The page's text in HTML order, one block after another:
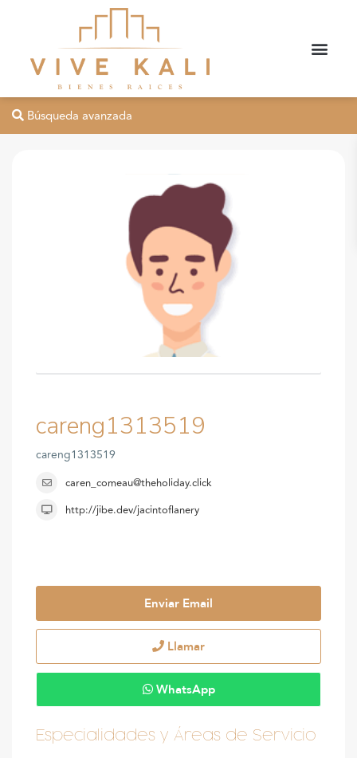
Búsqueda avanzada
careng1313519
careng1313519
caren_comeau@theholiday.click
http://jibe.dev/jacintoflanery
Enviar Email
Llamar
WhatsApp
Especialidades y Áreas de Servicio